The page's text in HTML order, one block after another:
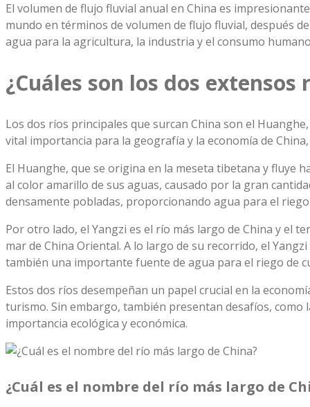
El volumen de flujo fluvial anual en China es
mundo en términos de volumen de flujo fluvial, después
agua para la agricultura, la industria y el consumo
¿Cuáles son los dos
Los dos ríos principales que surcan China son el
vital importancia para la geografía y la economía de
El Huanghe, que se origina en la meseta tibetana y fluye
al color amarillo de sus aguas, causado por la gran
densamente pobladas, proporcionando agua para el
Por otro lado, el Yangzi es el río más largo de China y el
mar de China Oriental. A lo largo de su recorrido, el
también una importante fuente de agua para el riego de
Estos dos ríos desempeñan un papel crucial en la
turismo. Sin embargo, también presentan desafíos,
importancia ecológica y económica.
¿Cuál es el nombre del río más largo de